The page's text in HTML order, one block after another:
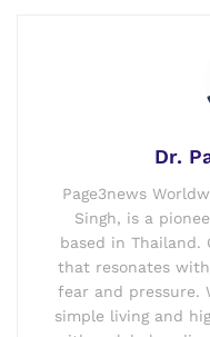
Dr.
Page3news
Singh, is a
based in Thailand.
that resonates
fear and pressure.
simple living and